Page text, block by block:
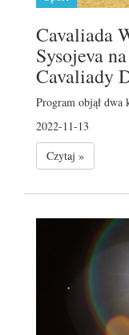
Cavaliada
Sysojeva
Cavaliady
Program objął dwa
2022-11-13
Czytaj »